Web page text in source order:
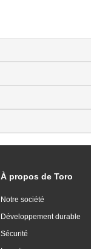
À propos de Toro
Notre société
Développement durable
Sécurité